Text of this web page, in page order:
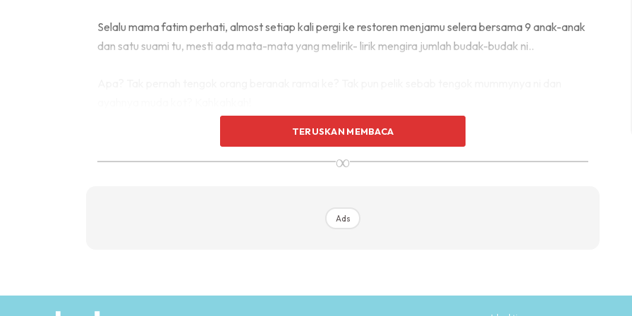
Selalu mama fatim perhati, almost setiap kali pergi ke restoren menjamu selera bersama 9 anak-anak
dan satu suami tu, mesti ada mata-mata yang melirik- lirik mengira jumlah budak-budak ni..
Alhamdulillah, bukan senang ada anak ramai-ramai oii.. Tapi Allah dah bagi kami begitu. Ujian kami
begitu bentuknya. Sungguh, memang mama fatim tak terjangka pun ada anak seramai ini masa baru
Ads
TERUSKAN MEMBACA
∞
Ads